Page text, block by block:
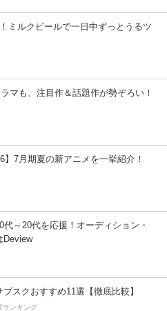
ミルクピールで一日中ずっとうるツ
マも、注目作＆話題作が勢ぞろい！
】7月期夏の新アニメを一挙紹介！
代～20代を応援！オーディション・
Deview
スクおすすめ11選【徹底比較】
ランキング